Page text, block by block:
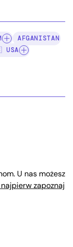
AFGANISTAN
U nas możesz
zapoznaj